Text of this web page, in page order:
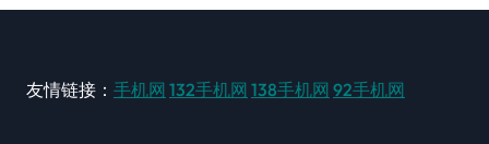
友情链接： 手机网 132手机网 138手机网 92手机网